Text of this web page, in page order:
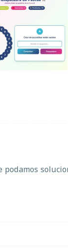
de
Pascua